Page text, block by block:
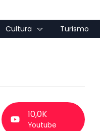
Cultura Turismo
10,0K
Youtube